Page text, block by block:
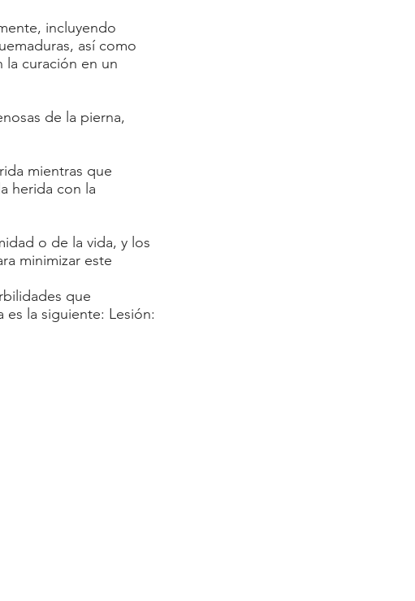
incluyendo
así como
la curación en un
de la pierna,
mientras que
herida con la
o de la vida, y los
minimizar este
que
es la siguiente: Lesión: